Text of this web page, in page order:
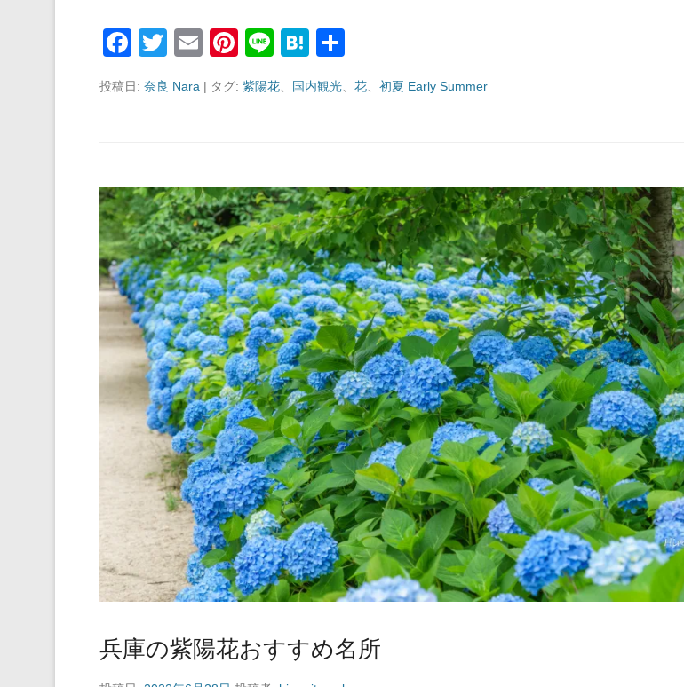
F
c
o
o
k
T
tt
E
ail
Pi
er
Li
e
H
e
投稿日: 奈良 Nara | タグ: 紫陽花 国内観光 花 初夏 Early Summer
兵庫の紫陽花おすすめ名所